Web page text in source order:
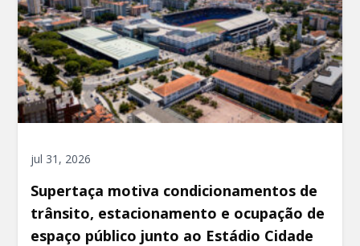
jul 31, 2026
Supertaça motiva condicionamentos de
trânsito, estacionamento e ocupação de
espaço público junto ao Estádio Cidade